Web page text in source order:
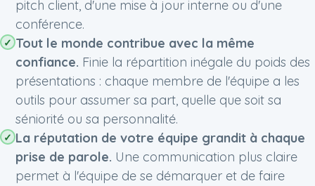
pitch client, d'une mise à jour interne ou d'une
conférence.
Tout le monde contribue avec la même
confiance. Finie la répartition inégale du poids des
présentations : chaque membre de l'équipe a les
outils pour assumer sa part, quelle que soit sa
séniorité ou sa personnalité.
La réputation de votre équipe grandit à chaque
prise de parole. Une communication plus claire
permet à l'équipe de se démarquer et de faire